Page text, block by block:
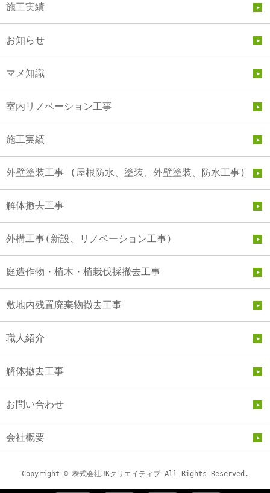
施工実績
お知らせ
マメ知識
室内リノベーション工事
施工実績
外壁塗装工事 (屋根防水、塗装、外壁塗装、防水工事)
解体撤去工事
外構工事(新設、リノベーション工事)
庭造作物・植木・植栽伐採撤去工事
敷地内残置廃棄物撤去工事
職人紹介
解体撤去工事
お問い合わせ
会社概要
Copyright © 株式会社JKクリエイティブ All Rights Reserved.